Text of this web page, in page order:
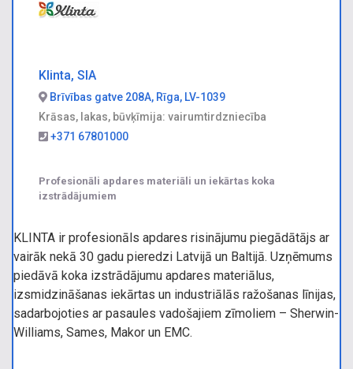
Klinta, SIA
Brīvības gatve 208A, Rīga, LV-1039
Krāsas, lakas, būvķīmija: vairumtirdzniecība
+371 67801000
Profesionāli apdares materiāli un iekārtas koka
izstrādājumiem
KLINTA ir profesionāls apdares risinājumu piegādātājs ar
vairāk nekā 30 gadu pieredzi Latvijā un Baltijā. Uzņēmums
piedāvā koka izstrādājumu apdares materiālus,
izsmidzināšanas iekārtas un industriālās ražošanas līnijas,
sadarbojoties ar pasaules vadošajiem zīmoliem – Sherwin-
Williams, Sames, Makor un EMC.